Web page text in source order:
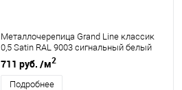
Металлочерепица Grand Line классик
0,5 Satin RAL 9003 сигнальный белый
711 руб. /м2
Подробнее